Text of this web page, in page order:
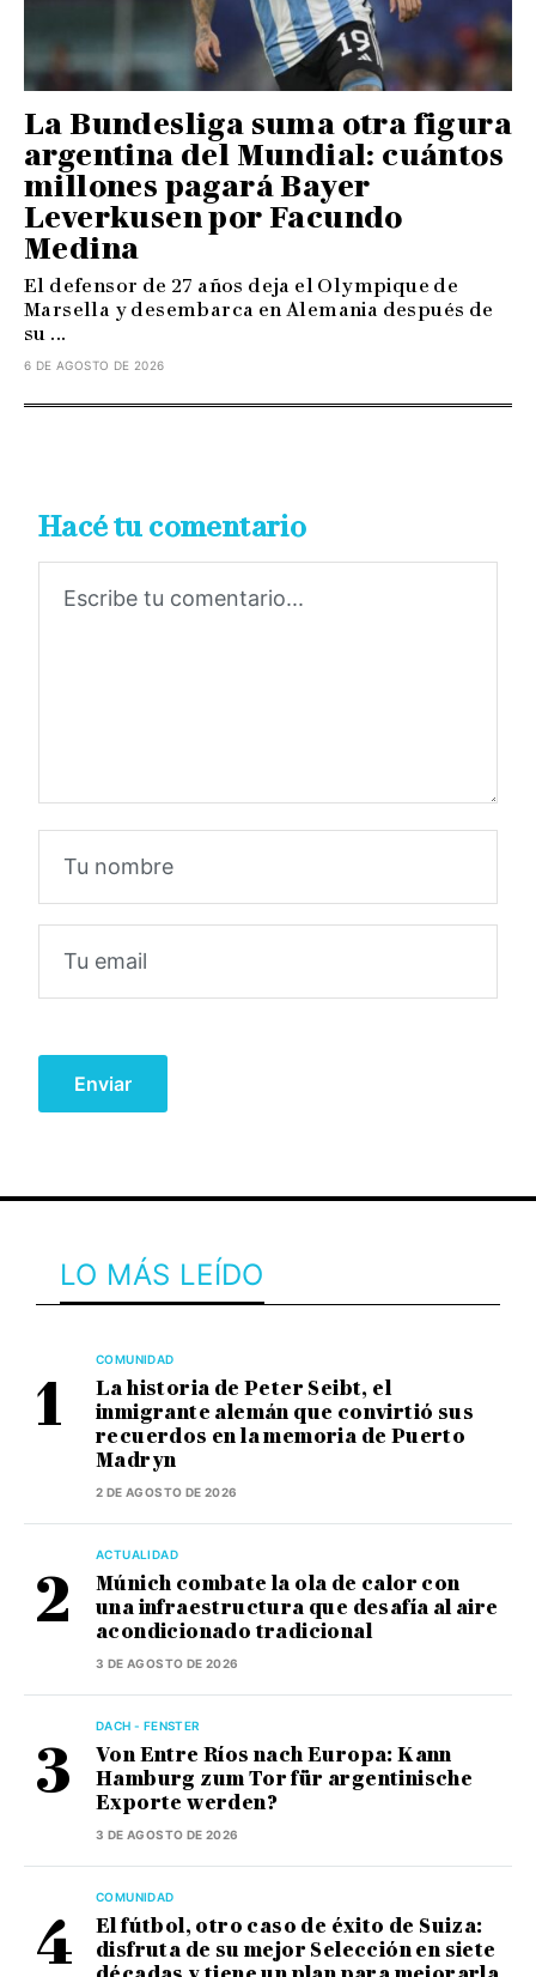
La Bundesliga suma otra figura
argentina del Mundial: cuántos
millones pagará Bayer
Leverkusen por Facundo
Medina
El defensor de 27 años deja el Olympique de
Marsella y desembarca en Alemania después de
su ...
6 DE AGOSTO DE 2026
Hacé tu comentario
LO MÁS LEÍDO
COMUNIDAD
La historia de Peter Seibt, el
inmigrante alemán que convirtió sus
recuerdos en la memoria de Puerto
Madryn
2 DE AGOSTO DE 2026
ACTUALIDAD
Múnich combate la ola de calor con
una infraestructura que desafía al aire
acondicionado tradicional
3 DE AGOSTO DE 2026
DACH - FENSTER
Von Entre Ríos nach Europa: Kann
Hamburg zum Tor für argentinische
Exporte werden?
3 DE AGOSTO DE 2026
COMUNIDAD
El fútbol, otro caso de éxito de Suiza:
disfruta de su mejor Selección en siete